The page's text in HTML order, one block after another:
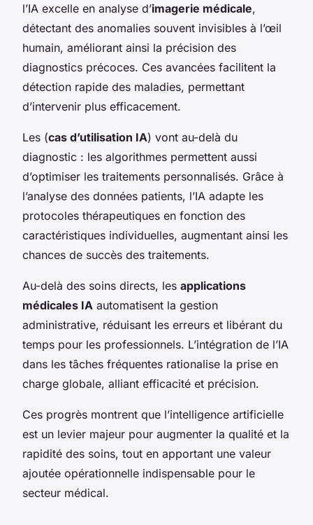
l’IA excelle en analyse d’imagerie médicale,
détectant des anomalies souvent invisibles à l’œil
humain, améliorant ainsi la précision des
diagnostics précoces. Ces avancées facilitent la
détection rapide des maladies, permettant
d’intervenir plus efficacement.
Les (cas d’utilisation IA) vont au-delà du
diagnostic : les algorithmes permettent aussi
d’optimiser les traitements personnalisés. Grâce à
l’analyse des données patients, l’IA adapte les
protocoles thérapeutiques en fonction des
caractéristiques individuelles, augmentant ainsi les
chances de succès des traitements.
Au-delà des soins directs, les applications
médicales IA automatisent la gestion
administrative, réduisant les erreurs et libérant du
temps pour les professionnels. L’intégration de l’IA
dans les tâches fréquentes rationalise la prise en
charge globale, alliant efficacité et précision.
Ces progrès montrent que l’intelligence artificielle
est un levier majeur pour augmenter la qualité et la
rapidité des soins, tout en apportant une valeur
ajoutée opérationnelle indispensable pour le
secteur médical.